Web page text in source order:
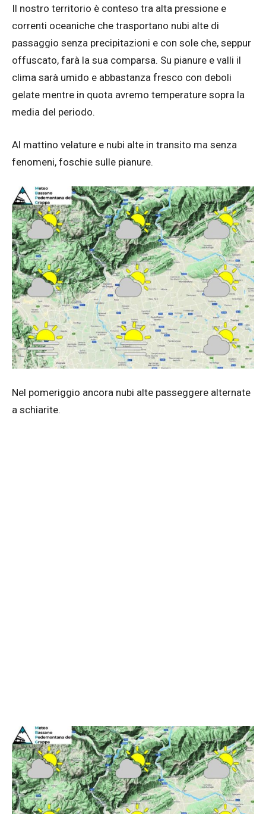
Il nostro territorio è conteso tra alta pressione e
correnti oceaniche che trasportano nubi alte di
passaggio senza precipitazioni e con sole che, seppur
offuscato, farà la sua comparsa. Su pianure e valli il
clima sarà umido e abbastanza fresco con deboli
gelate mentre in quota avremo temperature sopra la
media del periodo.
Al mattino velature e nubi alte in transito ma senza
fenomeni, foschie sulle pianure.
Nel pomeriggio ancora nubi alte passeggere alternate
a schiarite.